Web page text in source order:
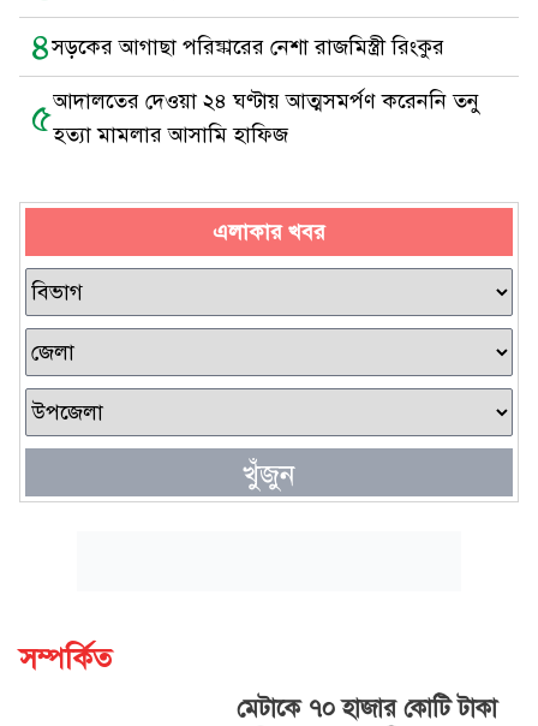
৪সড়কের আগাছা পরিষ্কারের নেশা রাজমিস্ত্রী রিংকুর
৫আদালতের দেওয়া ২৪ ঘণ্টায় আত্মসমর্পণ করেননি তনু
হত্যা মামলার আসামি হাফিজ
এলাকার খবর
খুঁজুন
সম্পর্কিত
মেটাকে ৭০ হাজার কোটি টাকা